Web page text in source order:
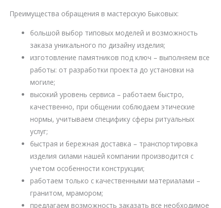
Преимущества обращения в мастерскую Быковых:
большой выбор типовых моделей и возможность
заказа уникального по дизайну изделия;
изготовление памятников под ключ – выполняем все
работы: от разработки проекта до установки на
могиле;
высокий уровень сервиса – работаем быстро,
качественно, при общении соблюдаем этические
нормы, учитываем специфику сферы ритуальных
услуг;
быстрая и бережная доставка – транспортировка
изделия силами нашей компании производится с
учетом особенности конструкции;
работаем только с качественными материалами –
гранитом, мрамором;
предлагаем возможность заказать все необходимое